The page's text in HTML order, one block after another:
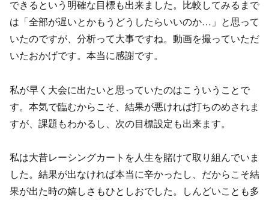
できるという明確な目標も出来ました。比較してみるまで
は「全部が遅いとかもうどうしたらいいのか…」と思って
いたのですが、分析って大事ですね。動画を撮っていただ
いたおかげです。本当に感謝です。
私が早く大会に出たいと思っていたのはこういうことで
す。本気で臨むからこそ、結果が悪ければ打ちのめされま
すが、課題もわかるし、次の目標設定も出来ます。
私は大昔レーシングカートを人生を賭けて取り組んでいま
した。結果が出なければ本当に辛かったし、だからこそ結
果が出た時の嬉しさもひとしおでした。しんどいことも多